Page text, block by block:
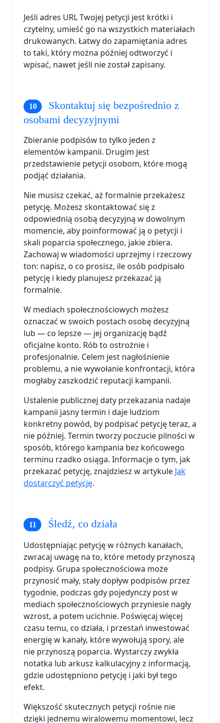
Jeśli adres URL Twojej petycji jest krótki i
czytelny, umieść go na wszystkich materiałach
drukowanych. Łatwy do zapamiętania adres
to taki, który można później odtworzyć i
wpisać, nawet jeśli nie został zapisany.
Skontaktuj się bezpośrednio z
osobami decyzyjnymi
Zbieranie podpisów to tylko jeden z
elementów kampanii. Drugim jest
przedstawienie petycji osobom, które mogą
podjąć działania.
Nie musisz czekać, aż formalnie przekażesz
petycję. Możesz skontaktować się z
odpowiednią osobą decyzyjną w dowolnym
momencie, aby poinformować ją o petycji i
skali poparcia społecznego, jakie zbiera.
Zachowaj w wiadomości uprzejmy i rzeczowy
ton: napisz, o co prosisz, ile osób podpisało
petycję i kiedy planujesz przekazać ją
formalnie.
W mediach społecznościowych możesz
oznaczać w swoich postach osobę decyzyjną
lub — co lepsze — jej organizację bądź
oficjalne konto. Rób to ostrożnie i
profesjonalnie. Celem jest nagłośnienie
problemu, a nie wywołanie konfrontacji, która
mogłaby zaszkodzić reputacji kampanii.
Ustalenie publicznej daty przekazania nadaje
kampanii jasny termin i daje ludziom
konkretny powód, by podpisać petycję teraz, a
nie później. Termin tworzy poczucie pilności w
sposób, którego kampania bez końcowego
terminu rzadko osiąga. Informacje o tym, jak
przekazać petycję, znajdziesz w artykule Jak
dostarczyć petycję.
Śledź, co działa
Udostępniając petycję w różnych kanałach,
zwracaj uwagę na to, które metody przynoszą
podpisy. Grupa społecznościowa może
przynosić mały, stały dopływ podpisów przez
tygodnie, podczas gdy pojedynczy post w
mediach społecznościowych przyniesie nagły
wzrost, a potem ucichnie. Poświęcaj więcej
czasu temu, co działa, i przestań inwestować
energię w kanały, które wywołują spory, ale
nie przynoszą poparcia. Wystarczy zwykła
notatka lub arkusz kalkulacyjny z informacją,
gdzie udostępniono petycję i jaki był tego
efekt.
Większość skutecznych petycji rośnie nie
dzięki jednemu wiralowemu momentowi, lecz